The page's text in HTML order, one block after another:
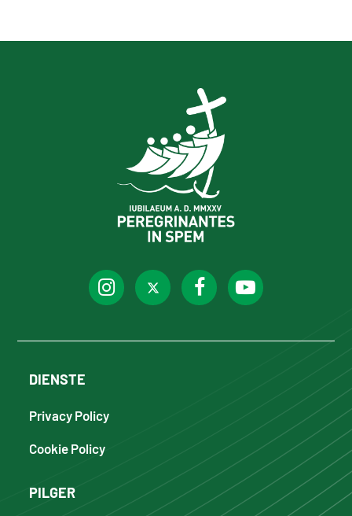
DIENSTE
Privacy Policy
Cookie Policy
PILGER